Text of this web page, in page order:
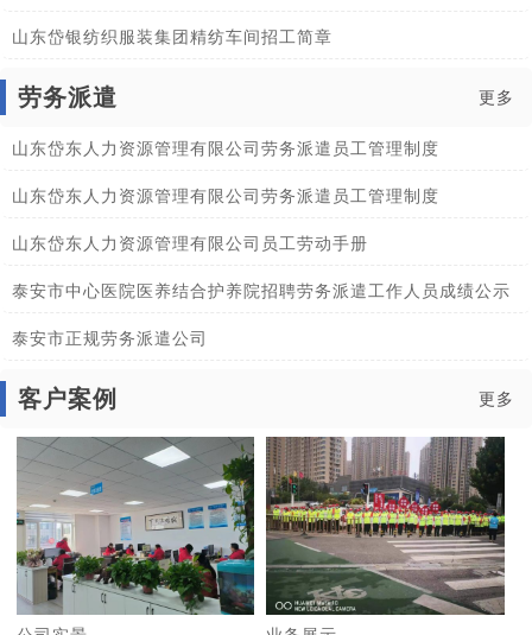
山东岱银纺织服装集团精纺车间招工简章
劳务派遣 更多
山东岱东人力资源管理有限公司劳务派遣员工管理制度
山东岱东人力资源管理有限公司劳务派遣员工管理制度
山东岱东人力资源管理有限公司员工劳动手册
泰安市中心医院医养结合护养院招聘劳务派遣工作人员成绩公示
泰安市正规劳务派遣公司
客户案例 更多